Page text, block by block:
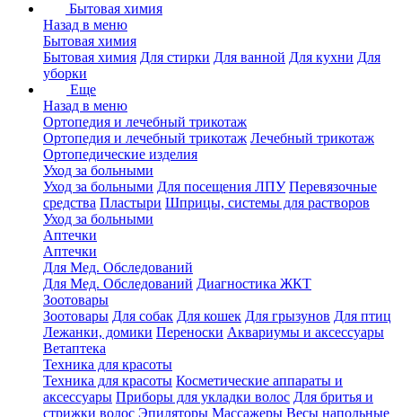
Бытовая химия
Назад в меню
Бытовая химия
Бытовая химия Для стирки Для ванной Для кухни Для
уборки
Еще
Назад в меню
Ортопедия и лечебный трикотаж
Ортопедия и лечебный трикотаж Лечебный трикотаж
Ортопедические изделия
Уход за больными
Уход за больными Для посещения ЛПУ Перевязочные
средства Пластыри Шприцы, системы для растворов
Уход за больными
Аптечки
Аптечки
Для Мед. Обследований
Для Мед. Обследований Диагностика ЖКТ
Зоотовары
Зоотовары Для собак Для кошек Для грызунов Для птиц
Лежанки, домики Переноски Аквариумы и аксессуары
Ветаптека
Техника для красоты
Техника для красоты Косметические аппараты и
аксессуары Приборы для укладки волос Для бритья и
стрижки волос Эпиляторы Массажеры Весы напольные